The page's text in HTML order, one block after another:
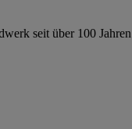
seit über 100 Jahren